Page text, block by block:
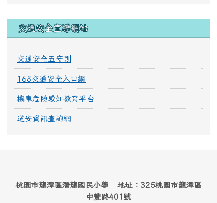
交通安全宣導網站
交通安全五守則
168交通安全入口網
機車危險感知教育平台
道安資訊查詢網
桃園市龍潭區潛龍國民小學 地址：325桃園市龍潭區
中豐路401號